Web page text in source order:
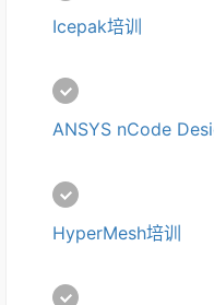
Icepak培训
HyperMesh培训